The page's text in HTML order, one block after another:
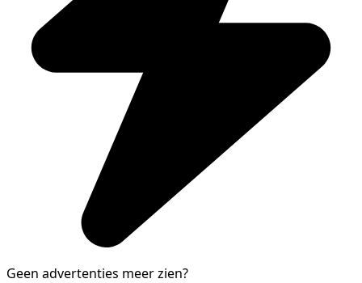
Geen advertenties meer zien?